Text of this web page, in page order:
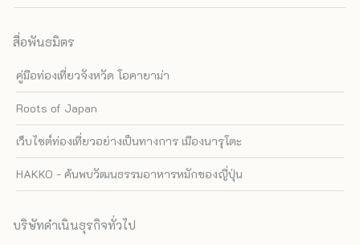
สื่อพันธมิตร
คู่มือท่องเที่ยวจังหวัด โอคายาม่า
Roots of Japan
เว็บไซต์ท่องเที่ยวอย่างเป็นทางการ เมืองนารุโตะ
HAKKO - ค้นพบวัฒนธรรมอาหารหมักของญี่ปุ่น
บริษัทดำเนินธุรกิจทั่วไป